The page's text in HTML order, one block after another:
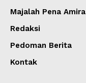
Majalah Pena Amira
Redaksi
Pedoman Berita
Kontak